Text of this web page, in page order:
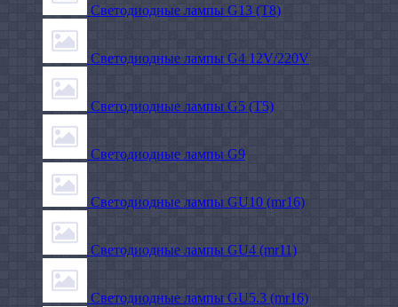
Светодиодные лампы G13 (T8)
Светодиодные лампы G4 12V/220V
Светодиодные лампы G5 (T5)
Светодиодные лампы G9
Светодиодные лампы GU10 (mr16)
Светодиодные лампы GU4 (mr11)
Светодиодные лампы GU5.3 (mr16)